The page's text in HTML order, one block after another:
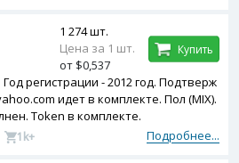
регистрации - 2012 год. Подтверж
идет в комплекте. Пол (MIX).
Token в комплекте.
Подробнее...
1k+
1 274 шт.
Цена за 1 шт.
от $0,537
Купить